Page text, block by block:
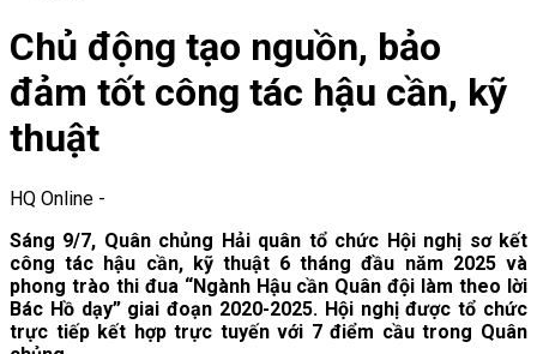
Chủ động tạo nguồn, bảo
đảm tốt công tác hậu cần, kỹ
thuật
HQ Online -
Sáng 9/7, Quân chủng Hải quân tổ chức Hội nghị sơ kết
công tác hậu cần, kỹ thuật 6 tháng đầu năm 2025 và
phong trào thi đua “Ngành Hậu cần Quân đội làm theo lời
Bác Hồ dạy” giai đoạn 2020-2025. Hội nghị được tổ chức
trực tiếp kết hợp trực tuyến với 7 điểm cầu trong Quân